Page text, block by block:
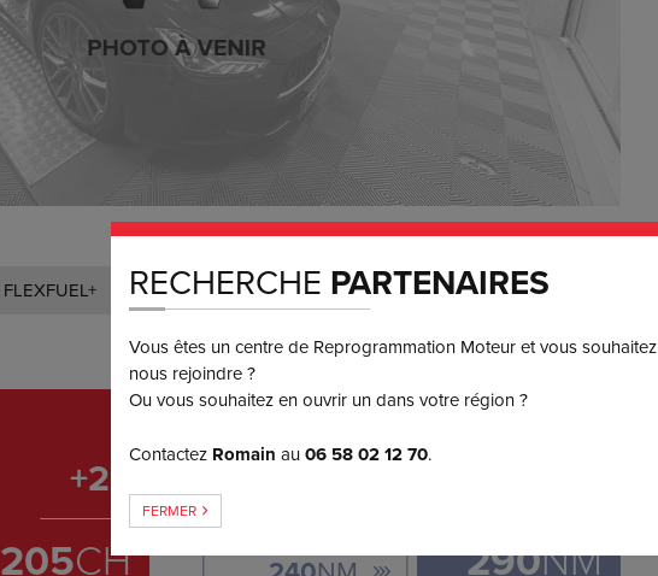
FLEXFUEL+ 3 ou 4x
SANS FRAIS 550
+23
205CH
GAIN DE COUPLE
ORIGINE: 290NM
RECHERCHE PARTENAIRES
Vous êtes un centre de Reprogrammation Moteur et vous souhaitez
nous rejoindre ?
Ou vous souhaitez en ouvrir un dans votre région ?
Contactez Romain au06 58 02 12 70.
FERMER